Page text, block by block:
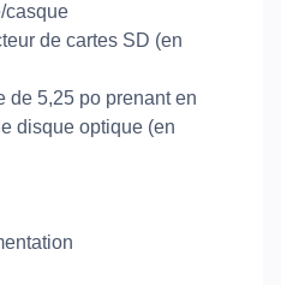
casque
de cartes SD (en
de 5,25 po prenant en
disque optique (en